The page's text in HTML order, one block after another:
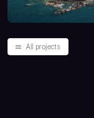
All projects